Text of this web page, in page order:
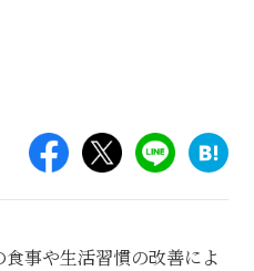
事や生活習慣の改善によ